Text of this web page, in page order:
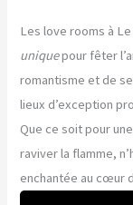
Les love rooms à
uniquepour fêter
romantisme et de
lieux d’exception
Que ce soit pour
raviver la flamme,
enchantée au cœur